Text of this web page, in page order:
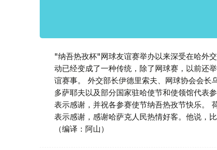
"纳吾热孜杯"网球友谊赛举办以来深受在哈外
动已经变成了一种传统，除了网球赛，以前还
谊赛事。 外交部长伊德里索夫、网球协会会长
多萨耶夫以及部分国家驻哈使节和使领馆代表
表示感谢，并祝各参赛使节纳吾热孜节快乐。
表示感谢，感谢哈萨克人民热情好客。他说，
（编译：阿山）